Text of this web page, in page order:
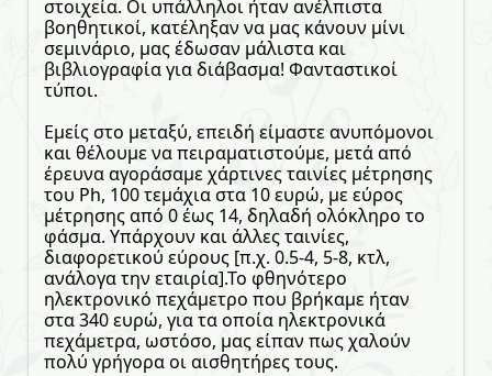
στοιχεία. Οι υπάλληλοι ήταν ανέλπιστα
βοηθητικοί, κατέληξαν να μας κάνουν μίνι
σεμινάριο, μας έδωσαν μάλιστα και
βιβλιογραφία για διάβασμα! Φανταστικοί
τύποι.
Εμείς στο μεταξύ, επειδή είμαστε ανυπόμονοι
και θέλουμε να πειραματιστούμε, μετά από
έρευνα αγοράσαμε χάρτινες ταινίες μέτρησης
του Ph, 100 τεμάχια στα 10 ευρώ, με εύρος
μέτρησης από 0 έως 14, δηλαδή ολόκληρο το
φάσμα. Υπάρχουν και άλλες ταινίες,
διαφορετικού εύρους [π.χ. 0.5-4, 5-8, κτλ,
ανάλογα την εταιρία].Το φθηνότερο
ηλεκτρονικό πεχάμετρο που βρήκαμε ήταν
στα 340 ευρώ, για τα οποία ηλεκτρονικά
πεχάμετρα, ωστόσο, μας είπαν πως χαλούν
πολύ γρήγορα οι αισθητήρες τους.